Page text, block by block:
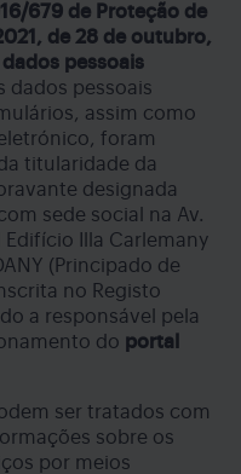
679 de Proteção de
de 28 de outubro,
pessoais
dados pessoais
assim como
foram
titularidade da
designada
sede social na Av.
Edifício Illa Carlemany
(Principado de
no Registo
a responsável pela
do portal
ser tratados com
sobre os
por meios